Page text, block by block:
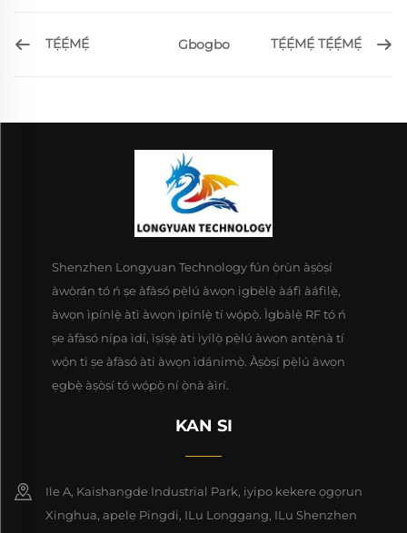
TẸ́Ẹ́MẸ́ Gbogbo TẸ́Ẹ́MẸ́ TẸ́Ẹ́MẸ́
Shenzhen Longyuan Technology fún ọ̀rùn àṣòṣí
àwòrán tó ń ṣe àfàsó pẹ̀lú àwọn igbèlẹ̀ àáfì àáfìlẹ̀,
àwọn ìpínlẹ̀ àtì àwọn ìpínlẹ̀ tí wọ́pọ̀. Ìgbàlẹ̀ RF tó ń
ṣe àfàsó nípa ìdí, ìṣíṣẹ̀ àti ìyílọ̀ pẹ̀lú àwọn antẹ̀nà tí
wọ́n ti ṣe àfàsó àti àwọn ìdánimọ̀. Àṣòṣí pẹ̀lú àwọn
ẹgbẹ̀ àṣòṣí tó wọ́pọ̀ ní ọ̀nà àìrí.
KAN SI
Ile A, Kaishangde Industrial Park, iyipo kekere ọgọrun
Xinghua, apelẹ Pingdi, ILu Longgang, ILu Shenzhen